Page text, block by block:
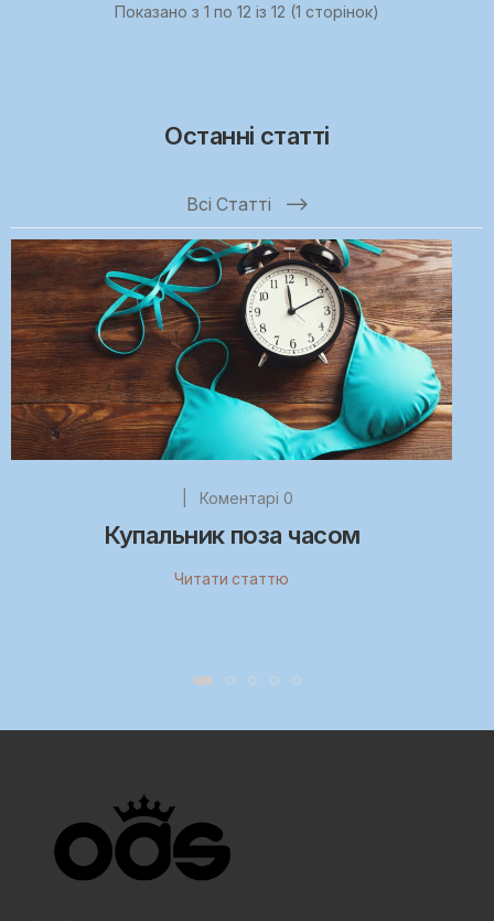
Показано з 1 по 12 із 12 (1 сторінок)
Останні статті
Всі Статті
Коментарі 0
Купальник поза часом
Читати статтю